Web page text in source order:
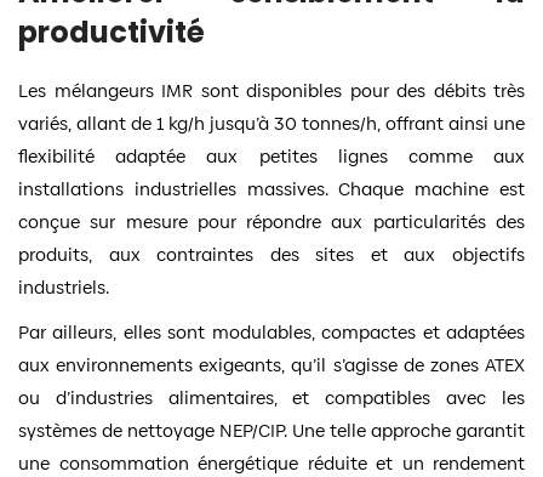
productivité
Les mélangeurs IMR sont disponibles pour des débits très
variés, allant de 1 kg/h jusqu’à 30 tonnes/h, offrant ainsi une
flexibilité adaptée aux petites lignes comme aux
installations industrielles massives. Chaque machine est
conçue sur mesure pour répondre aux particularités des
produits, aux contraintes des sites et aux objectifs
industriels.
Par ailleurs, elles sont modulables, compactes et adaptées
aux environnements exigeants, qu’il s’agisse de zones ATEX
ou d’industries alimentaires, et compatibles avec les
systèmes de nettoyage NEP/CIP. Une telle approche garantit
une consommation énergétique réduite et un rendement